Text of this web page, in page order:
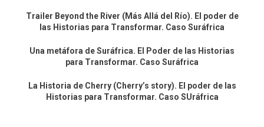
Trailer Beyond the River (Más Allá del Río). El poder de
las Historias para Transformar. Caso Suráfrica
Una metáfora de Suráfrica. El Poder de las Historias
para Transformar. Caso Suráfrica
La Historia de Cherry (Cherry’s story). El poder de las
Historias para Transformar. Caso SUráfrica